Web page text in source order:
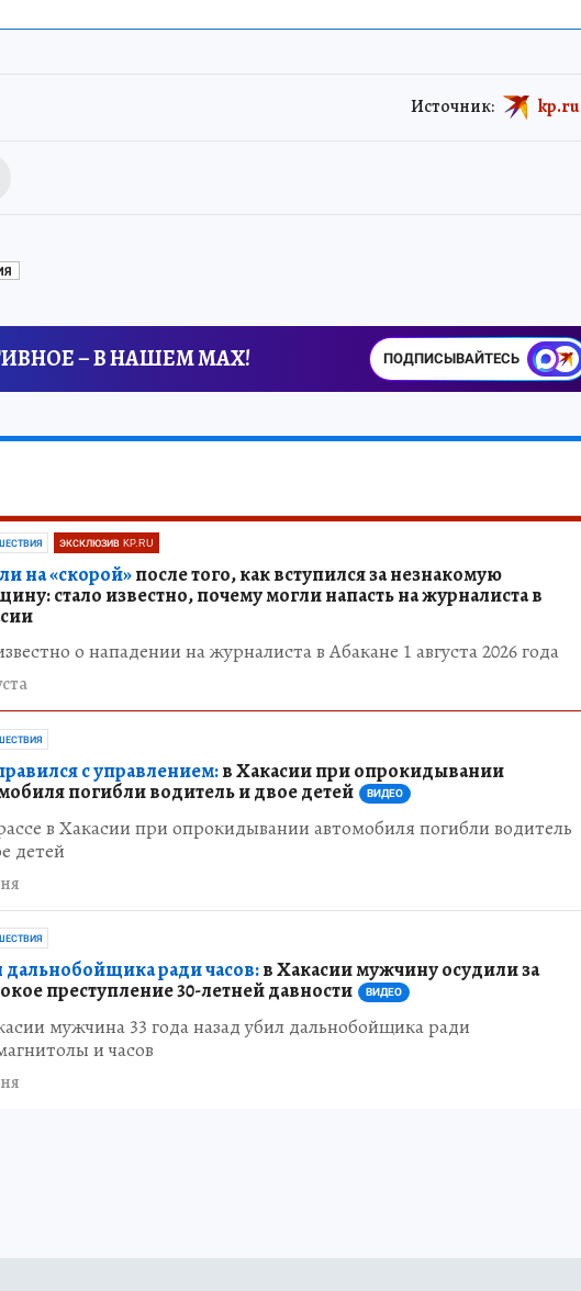
Источник: kp.ru
– В НАШЕМ MAX! ПОДПИСЫВАЙТЕСЬ
ЭКСКЛЮЗИВ KP.RU
на «скорой»после того, как вступился за незнакомую
стало известно, почему могли напасть на журналиста в
о нападении на журналиста в Абакане 1 августа 2026 года
с управлением:в Хакасии при опрокидывании
погибли водитель и двое детей ВИДЕО
в Хакасии при опрокидывании автомобиля погибли водитель
детей
дальнобойщика ради часов:в Хакасии мужчину осудили за
преступление 30-летней давности ВИДЕО
мужчина 33 года назад убил дальнобойщика ради
и часов